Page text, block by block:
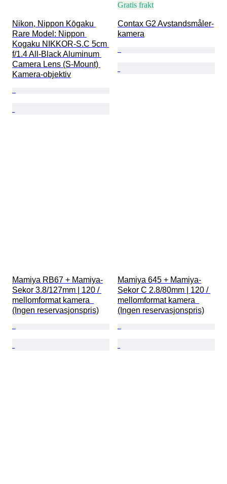
Nikon, Nippon Kōgaku
Rare Model: Nippon
Kogaku NIKKOR-S.C 5cm
f/1.4 All-Black Aluminum
Camera Lens (S-Mount)
Kamera-objektiv
Gratis frakt
Contax G2 Avstandsmåler-
kamera
Mamiya RB67 + Mamiya-
Sekor 3.8/127mm | 120 /
mellomformat kamera
(Ingen reservasjonspris)
Mamiya 645 + Mamiya-
Sekor C 2.8/80mm | 120 /
mellomformat kamera
(Ingen reservasjonspris)